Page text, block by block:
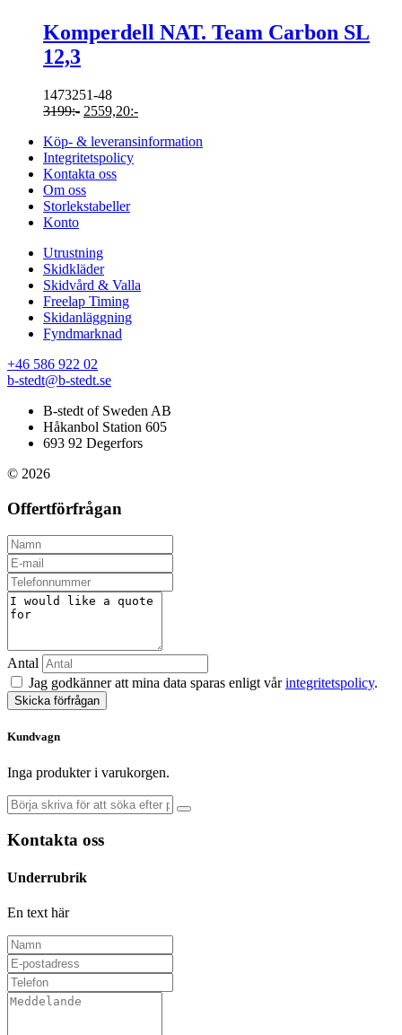
Komperdell NAT. Team Carbon SL
12,3
1473251-48
3199:- 2559,20:-
Köp- & leveransinformation
Integritetspolicy
Kontakta oss
Om oss
Storlekstabeller
Konto
Utrustning
Skidkläder
Skidvård & Valla
Freelap Timing
Skidanläggning
Fyndmarknad
+46 586 922 02
b-stedt@b-stedt.se
B-stedt of Sweden AB
Håkanbol Station 605
693 92 Degerfors
© 2026
Offertförfrågan
Antal
Jag godkänner att mina data sparas enligt vårintegritetspolicy.
Skicka förfrågan
Kundvagn
Inga produkter i varukorgen.
Kontakta oss
Underrubrik
En text här